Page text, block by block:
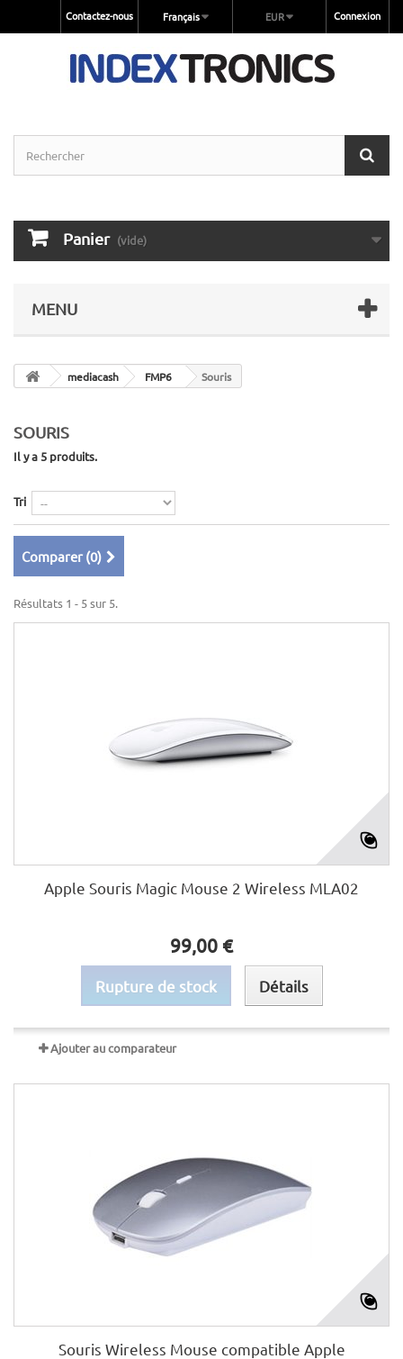
Connexion
EUR
Français
Contactez-nous
Panier (vide)
MENU
mediacash FMP6 Souris
SOURIS
Il y a 5 produits.
Tri
Comparer (0)
Résultats 1 - 5 sur 5.
Apple Souris Magic Mouse 2 Wireless MLA02
99,00 €
Rupture de stock Détails
Ajouter au comparateur
Souris Wireless Mouse compatible Apple